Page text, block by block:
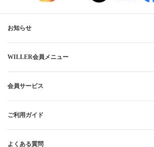
お知らせ
WILLER会員メニュー
会員サービス
ご利用ガイド
よくある質問